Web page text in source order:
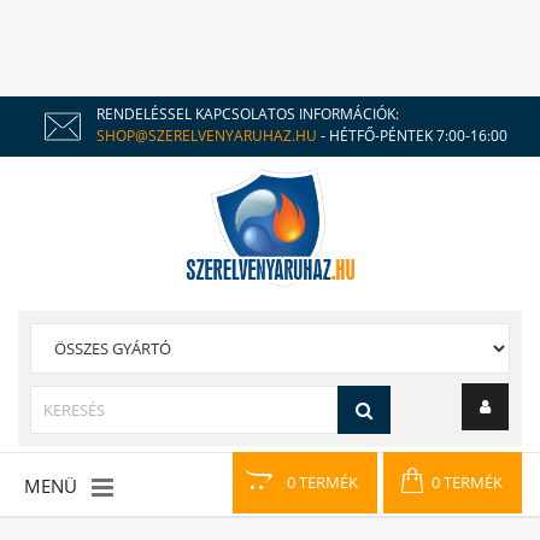
RENDELÉSSEL KAPCSOLATOS INFORMÁCIÓK:
SHOP@SZERELVENYARUHAZ.HU - HÉTFŐ-PÉNTEK 7:00-16:00
0 TERMÉK 0 TERMÉK
MENÜ